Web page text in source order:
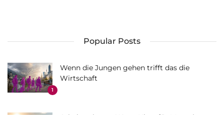
Popular Posts
1
Wenn die Jungen gehen trifft das die
Wirtschaft